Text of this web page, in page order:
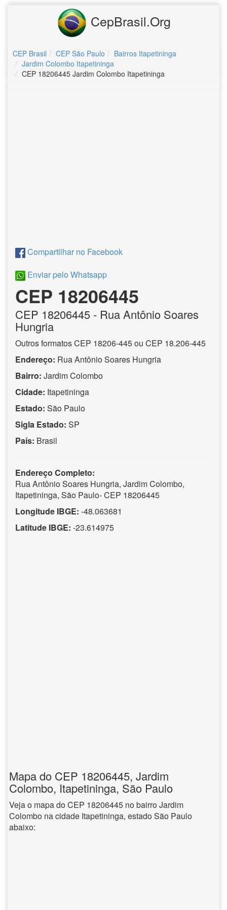
CepBrasil.Org
CEP Brasil CEP São Paulo
Bairros Itapetininga
Jardim Colombo Itapetininga
CEP 18206445 Jardim Colombo Itapetininga
Compartilhar no Facebook
Enviar pelo Whatsapp
CEP 18206445
CEP 18206445 - Rua Antônio Soares
Hungria
Outros formatos CEP 18206-445 ou CEP 18.206-445
Endereço: Rua Antônio Soares Hungria
Bairro: Jardim Colombo
Cidade: Itapetininga
Estado: São Paulo
Sigla Estado: SP
País: Brasil
Endereço Completo:
Rua Antônio Soares Hungria, Jardim Colombo,
Itapetininga, São Paulo- CEP 18206445
Longitude IBGE: -48.063681
Latitude IBGE: -23.614975
Mapa do CEP 18206445, Jardim
Colombo, Itapetininga, São Paulo
Veja o mapa do CEP 18206445 no bairro Jardim
Colombo na cidade Itapetininga, estado São Paulo
abaixo: